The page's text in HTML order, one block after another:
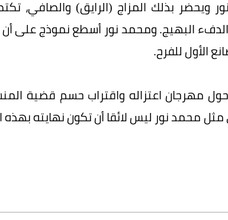
ويحضر بذلك المزاج (الرايق) والصافي،
البهيج. ومحمد نور أسطع نموذج على أن
الأول للفرح.
حول مهرجان اعتزاله واقتراب حسم قضية
محمد نور ليس لائقا أن تكون نهايته بهذه